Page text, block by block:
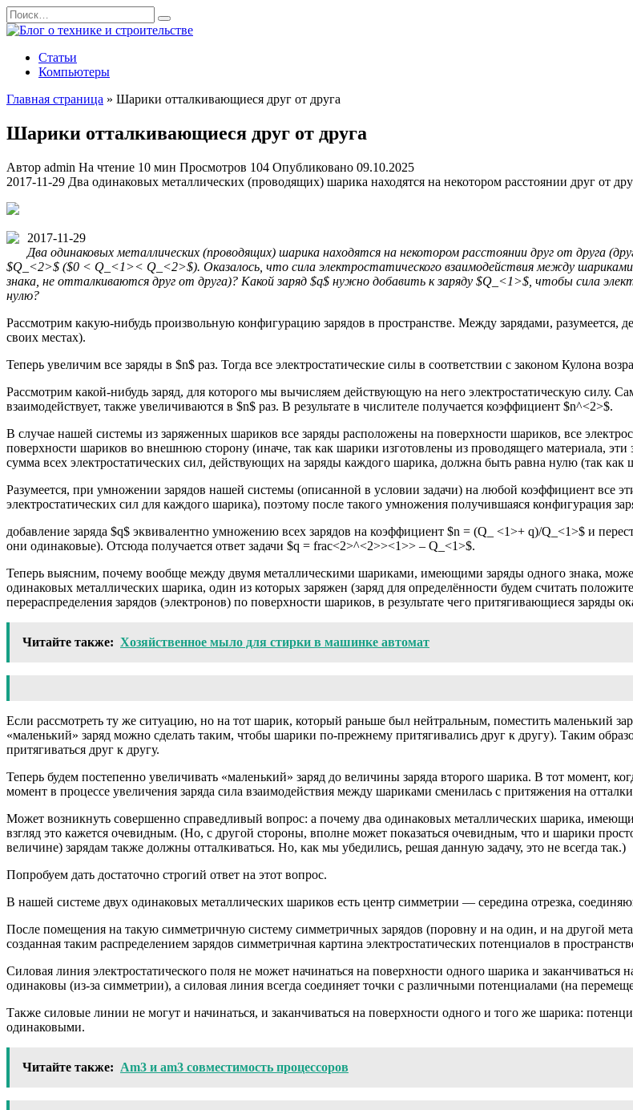
Перейти
к
Search
for:
Статьи
Компьютеры
Главная страница » Шарики отталкивающиеся друг от друга
Шарики отталкивающиеся друг от друга
Автор admin На чтение 10 мин Просмотров 104 Опубликовано 09.10.2025
2017-11-29 Два одинаковых металлических (проводящих) шарика находятся на некотором расстоянии друг от
2017-11-29
Два одинаковых металлических (проводящих) шарика находятся на некотором расстоянии друг от друга
$Q_<2>$ ($0 < Q_<1>< Q_<2>$). Оказалось, что сила электростатического взаимодействия между
знака, не отталкиваются друг от друга)? Какой заряд $q$ нужно добавить к заряду $Q_<1>$, чтобы сила
нулю?
Рассмотрим какую-нибудь произвольную конфигурацию зарядов в пространстве. Между зарядами, разумеется,
своих местах).
Теперь увеличим все заряды в $n$ раз. Тогда все электростатические силы в соответствии с законом Кулона
Рассмотрим какой-нибудь заряд, для которого мы вычисляем действующую на него электростатическую силу.
взаимодействует, также увеличиваются в $n$ раз. В результате в числителе получается коэффициент $n^<2>$.
В случае нашей системы из заряженных шариков все заряды расположены на поверхности шариков, все
поверхности шариков во внешнюю сторону (иначе, так как шарики изготовлены из проводящего материала,
сумма всех электростатических сил, действующих на заряды каждого шарика, должна быть равна нулю (так
Разумеется, при умножении зарядов нашей системы (описанной в условии задачи) на любой коэффициент все
электростатических сил для каждого шарика), поэтому после такого умножения получившаяся конфигурация
добавление заряда $q$ эквивалентно умножению всех зарядов на коэффициент $n = (Q_ <1>+ q)/Q_<1>$ и
они одинаковые). Отсюда получается ответ задачи $q = frac<2>^<2>><1>> – Q_<1>$.
Теперь выясним, почему вообще между двумя металлическими шариками, имеющими заряды одного знака, может
одинаковых металлических шарика, один из которых заряжен (заряд для определённости будем считать
перераспределения зарядов (электронов) по поверхности шариков, в результате чего притягивающиеся
Читайте также: Хозяйственное мыло для стирки в машинке автомат
Если рассмотреть ту же ситуацию, но на тот шарик, который раньше был нейтральным, поместить маленький
«маленький» заряд можно сделать таким, чтобы шарики по-прежнему притягивались друг к другу). Таким
притягиваться друг к другу.
Теперь будем постепенно увеличивать «маленький» заряд до величины заряда второго шарика. В тот момент,
момент в процессе увеличения заряда сила взаимодействия между шариками сменилась с притяжения на
Может возникнуть совершенно справедливый вопрос: а почему два одинаковых металлических шарика,
взгляд это кажется очевидным. (Но, с другой стороны, вполне может показаться очевидным, что и шарики
величине) зарядам также должны отталкиваться. Но, как мы убедились, решая данную задачу, это не всегда так.)
Попробуем дать достаточно строгий ответ на этот вопрос.
В нашей системе двух одинаковых металлических шариков есть центр симметрии — середина отрезка,
После помещения на такую симметричную систему симметричных зарядов (поровну и на один, и на другой
созданная таким распределением зарядов симметричная картина электростатических потенциалов в
Силовая линия электростатического поля не может начинаться на поверхности одного шарика и заканчиваться
одинаковы (из-за симметрии), а силовая линия всегда соединяет точки с различными потенциалами (на
Также силовые линии не могут и начинаться, и заканчиваться на поверхности одного и того же шарика:
одинаковыми.
Читайте также: Am3 и am3 совместимость процессоров